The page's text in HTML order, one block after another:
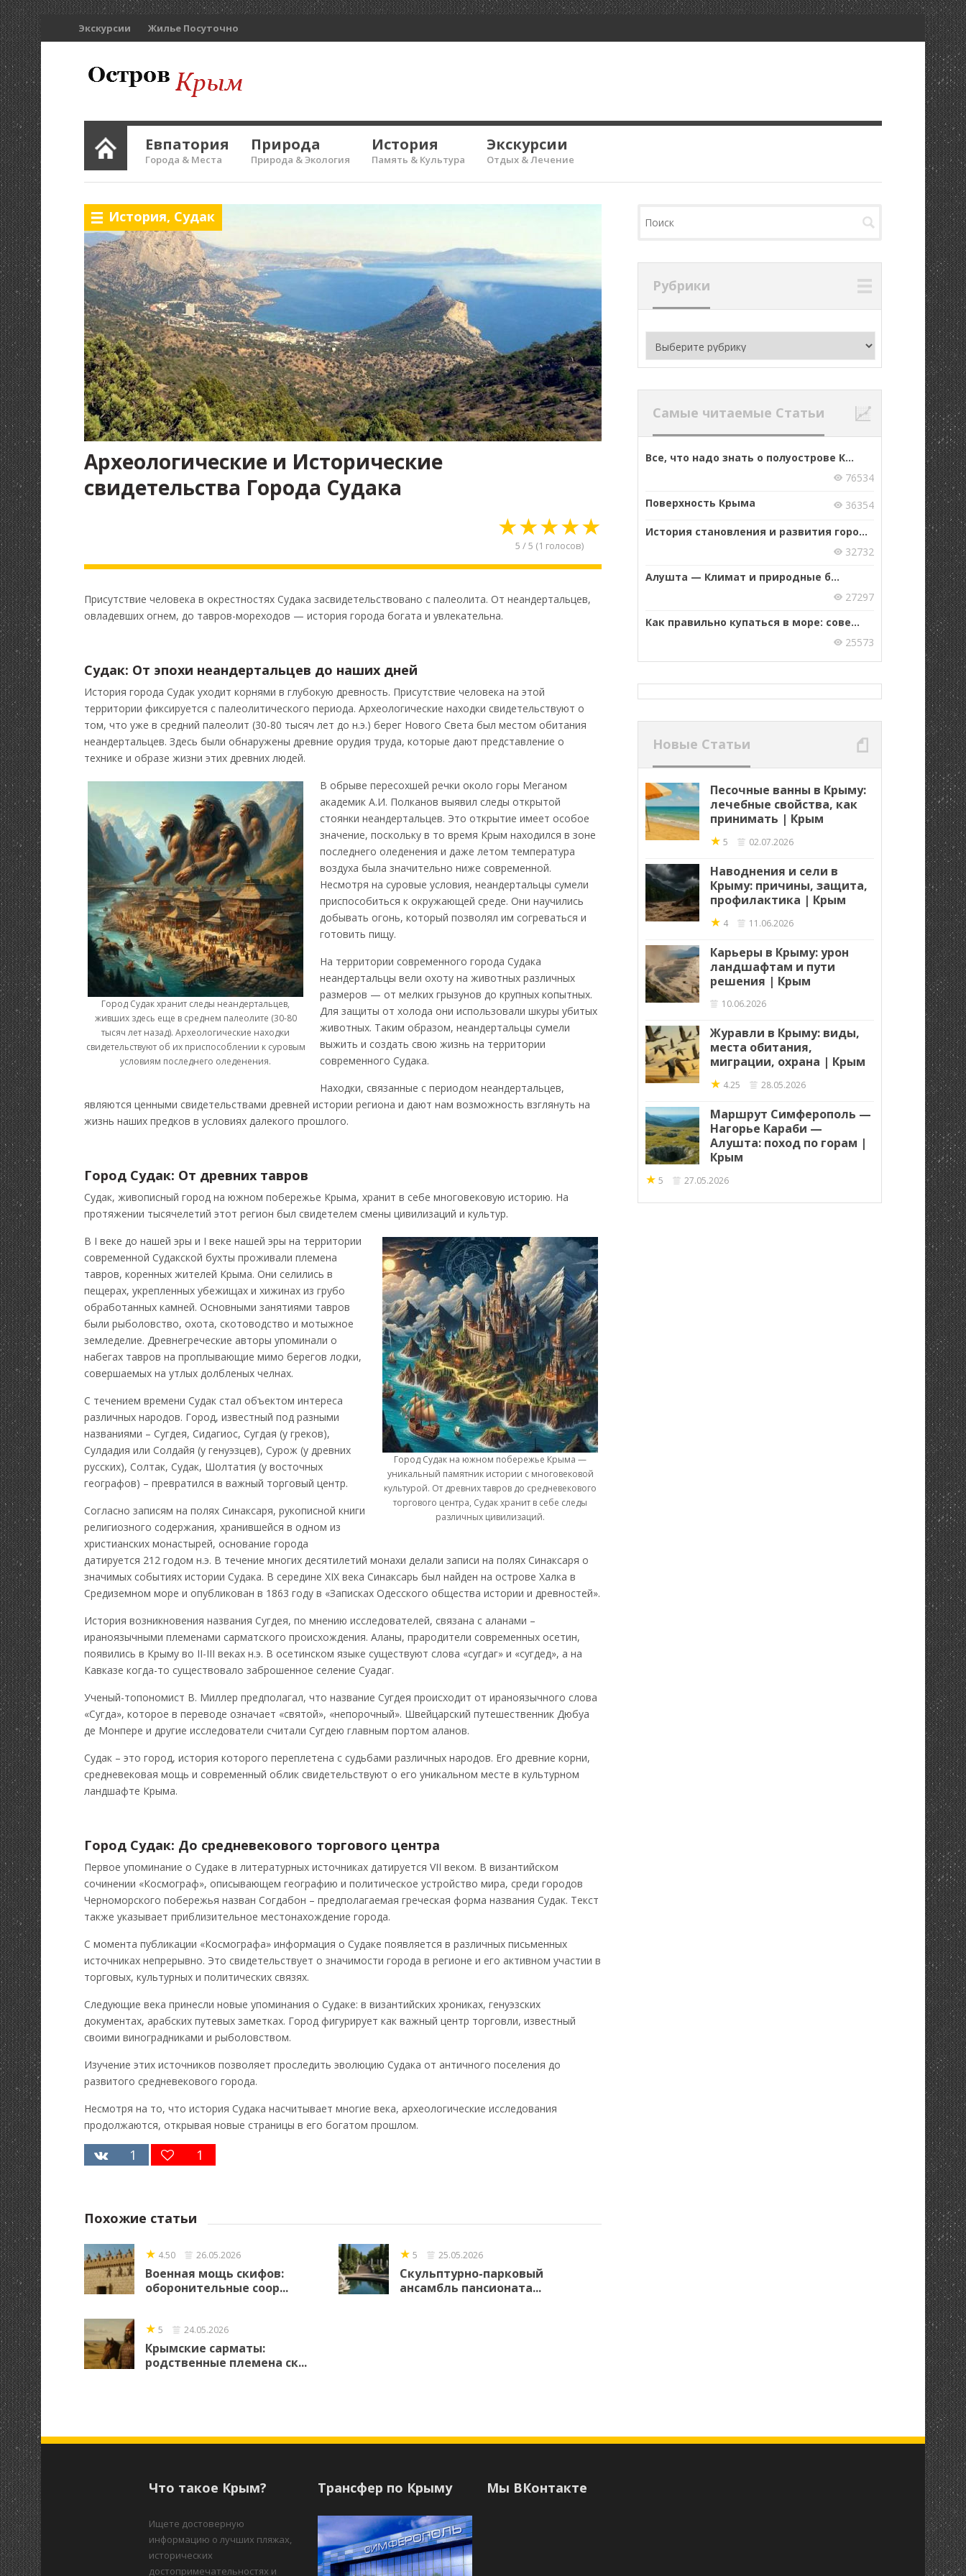
Экскурсии Жилье Посуточно
Евпатория
Города & Места
Природа
Природа & Экология
История
Память & Культура
Экскурсии
Отдых & Лечение
История, Судак
Археологические и Исторические
свидетельства Города Судака
★★★★★
5 /5 (1 голосов)
Присутствие человека в окрестностях Судака засвидетельствовано с палеолита. От неандертальцев,
овладевших огнем, до тавров-мореходов — история города богата и увлекательна.
Судак: От эпохи неандертальцев до наших дней
История города Судак уходит корнями в глубокую древность. Присутствие человека на этой
территории фиксируется с палеолитического периода. Археологические находки свидетельствуют о
том, что уже в средний палеолит (30-80 тысяч лет до н.э.) берег Нового Света был местом обитания
неандертальцев. Здесь были обнаружены древние орудия труда, которые дают представление о
технике и образе жизни этих древних людей.
Город Судак хранит следы неандертальцев,
живших здесь еще в среднем палеолите (30-80
тысяч лет назад). Археологические находки
свидетельствуют об их приспособлении к суровым
условиям последнего оледенения.
В обрыве пересохшей речки около горы Меганом
академик А.И. Полканов выявил следы открытой
стоянки неандертальцев. Это открытие имеет особое
значение, поскольку в то время Крым находился в зоне
последнего оледенения и даже летом температура
воздуха была значительно ниже современной.
Несмотря на суровые условия, неандертальцы сумели
приспособиться к окружающей среде. Они научились
добывать огонь, который позволял им согреваться и
готовить пищу.
На территории современного города Судака
неандертальцы вели охоту на животных различных
размеров — от мелких грызунов до крупных копытных.
Для защиты от холода они использовали шкуры убитых
животных. Таким образом, неандертальцы сумели
выжить и создать свою жизнь на территории
современного Судака.
Находки, связанные с периодом неандертальцев,
являются ценными свидетельствами древней истории региона и дают нам возможность взглянуть на
жизнь наших предков в условиях далекого прошлого.
Город Судак: От древних тавров
Судак, живописный город на южном побережье Крыма, хранит в себе многовековую историю. На
протяжении тысячелетий этот регион был свидетелем смены цивилизаций и культур.
Город Судак на южном побережье Крыма —
уникальный памятник истории с многовековой
культурой. От древних тавров до средневекового
торгового центра, Судак хранит в себе следы
различных цивилизаций.
В I веке до нашей эры и I веке нашей эры на территории
современной Судакской бухты проживали племена
тавров, коренных жителей Крыма. Они селились в
пещерах, укрепленных убежищах и хижинах из грубо
обработанных камней. Основными занятиями тавров
были рыболовство, охота, скотоводство и мотыжное
земледелие. Древнегреческие авторы упоминали о
набегах тавров на проплывающие мимо берегов лодки,
совершаемых на утлых долбленых челнах.
С течением времени Судак стал объектом интереса
различных народов. Город, известный под разными
названиями – Сугдея, Сидагиос, Сугдая (у греков),
Сулдадия или Солдайя (у генуэзцев), Сурож (у древних
русских), Солтак, Судак, Шолтатия (у восточных
географов) – превратился в важный торговый центр.
Согласно записям на полях Синаксаря, рукописной книги
религиозного содержания, хранившейся в одном из
христианских монастырей, основание города
датируется 212 годом н.э. В течение многих десятилетий монахи делали записи на полях Синаксаря о
значимых событиях истории Судака. В середине XIX века Синаксарь был найден на острове Халка в
Средиземном море и опубликован в 1863 году в «Записках Одесского общества истории и древностей».
История возникновения названия Сугдея, по мнению исследователей, связана с аланами –
ираноязычными племенами сарматского происхождения. Аланы, прародители современных осетин,
появились в Крыму во II-III веках н.э. В осетинском языке существуют слова «сугдаг» и «сугдед», а на
Кавказе когда-то существовало заброшенное селение Суадаг.
Ученый-топономист В. Миллер предполагал, что название Сугдея происходит от ираноязычного слова
«Сугда», которое в переводе означает «святой», «непорочный». Швейцарский путешественник Дюбуа
де Монпере и другие исследователи считали Сугдею главным портом аланов.
Судак – это город, история которого переплетена с судьбами различных народов. Его древние корни,
средневековая мощь и современный облик свидетельствуют о его уникальном месте в культурном
ландшафте Крыма.
Город Судак: До средневекового торгового центра
Первое упоминание о Судаке в литературных источниках датируется VII веком. В византийском
сочинении «Космограф», описывающем географию и политическое устройство мира, среди городов
Черноморского побережья назван Согдабон – предполагаемая греческая форма названия Судак. Текст
также указывает приблизительное местонахождение города.
С момента публикации «Космографа» информация о Судаке появляется в различных письменных
источниках непрерывно. Это свидетельствует о значимости города в регионе и его активном участии в
торговых, культурных и политических связях.
Следующие века принесли новые упоминания о Судаке: в византийских хрониках, генуэзских
документах, арабских путевых заметках. Город фигурирует как важный центр торговли, известный
своими виноградниками и рыболовством.
Изучение этих источников позволяет проследить эволюцию Судака от античного поселения до
развитого средневекового города.
Несмотря на то, что история Судака насчитывает многие века, археологические исследования
продолжаются, открывая новые страницы в его богатом прошлом.
1 1
Похожие статьи
★ 4.50 26.05.2026
Военная мощь скифов:
оборонительные соор...
★ 5 25.05.2026
Скульптурно-парковый
ансамбль пансионата...
★ 5 24.05.2026
Крымские сарматы:
родственные племена ск...
Рубрики
Рубрики
Самые читаемые Статьи
Все, что надо знать о полуострове К...
76534
Поверхность Крыма
36354
История становления и развития горо...
32732
Алушта — Климат и природные б...
27297
Как правильно купаться в море: сове...
25573
Новые Статьи
Песочные ванны в Крыму:
лечебные свойства, как
принимать | Крым
★ 5 02.07.2026
Наводнения и сели в
Крыму: причины, защита,
профилактика | Крым
★ 4 11.06.2026
Карьеры в Крыму: урон
ландшафтам и пути
решения | Крым
10.06.2026
Журавли в Крыму: виды,
места обитания,
миграции, охрана | Крым
★ 4.25 28.05.2026
Маршрут Симферополь —
Нагорье Караби —
Алушта: поход по горам |
Крым
★ 5 27.05.2026
Что такое Крым?
Ищете достоверную
информацию о лучших пляжах,
исторических
достопримечательностях и
Трансфер по Крыму Мы ВКонтакте